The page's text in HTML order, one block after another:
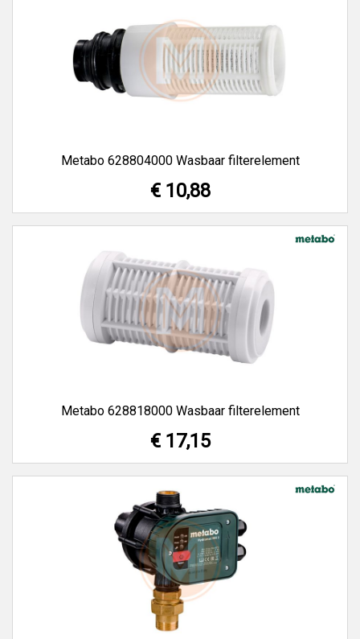
Metabo 628804000 Wasbaar filterelement
€ 10,88
Metabo 628818000 Wasbaar filterelement
€ 17,15